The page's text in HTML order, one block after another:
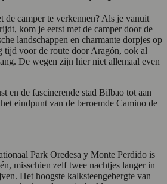
de camper te verkennen? Als je vanuit
kom je eerst met de camper door de
landschappen en charmante dorpjes op
tijd voor de route door Aragón, ook al
De wegen zijn hier niet allemaal even
en de fascinerende stad Bilbao tot aan
eindpunt van de beroemde Camino de
Park Oredesa y Monte Perdido is
misschien zelf twee nachtjes langer in
Het hoogste kalksteengebergte van